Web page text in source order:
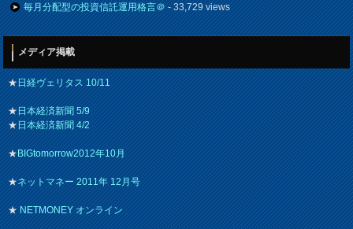
毎月分配型の投資信託運用格言＠- 33,729 views
メディア掲載
★日経ヴェリタス 10/11
★日本経済新聞 5/9
★日本経済新聞 4/2
★BIGtomorrow2012年10月
★ネットマネー 2011年 12月号
★NETMONEY オンライン